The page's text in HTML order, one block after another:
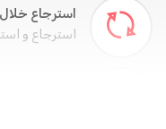
استرجاع خلال 30 يوم
استرجاع و استبدال خلال
تسوق أمن من